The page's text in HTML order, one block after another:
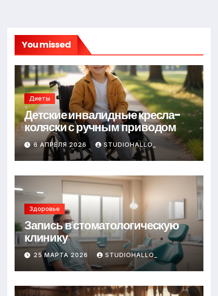
You missed
Диеты
Детские инвалидные кресла-
коляски с ручным приводом
6 АПРЕЛЯ 2026 STUDIOHALLO_
Здоровье
Запись в стоматологическую
клинику
25 МАРТА 2026 STUDIOHALLO_